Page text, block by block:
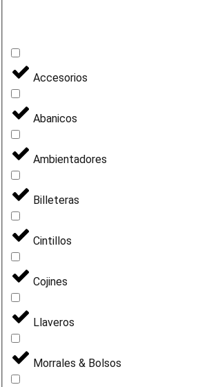
Accesorios
Abanicos
Ambientadores
Billeteras
Cintillos
Cojines
Llaveros
Morrales & Bolsos